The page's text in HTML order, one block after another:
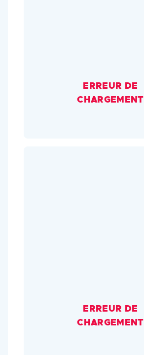
ERREUR DE
CHARGEMENT
ERREUR DE
CHARGEMENT